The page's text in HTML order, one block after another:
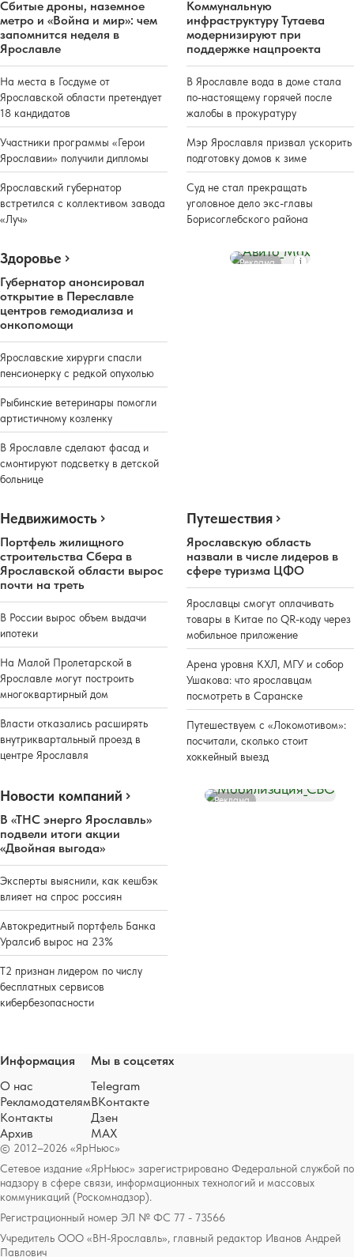
Сбитые дроны, наземное
метро и «Война и мир»: чем
запомнится неделя в
Ярославле
На места в Госдуме от
Ярославской области претендует
18 кандидатов
Участники программы «Герои
Ярославии» получили дипломы
Ярославский губернатор
встретился с коллективом завода
«Луч»
Коммунальную
инфраструктуру Тутаева
модернизируют при
поддержке нацпроекта
В Ярославле вода в доме стала
по-настоящему горячей после
жалобы в прокуратуру
Мэр Ярославля призвал ускорить
подготовку домов к зиме
Суд не стал прекращать
уголовное дело экс-главы
Борисоглебского района
Здоровье
Губернатор анонсировал
открытие в Переславле
центров гемодиализа и
онкопомощи
Ярославские хирурги спасли
пенсионерку с редкой опухолью
Рыбинские ветеринары помогли
артистичному козленку
В Ярославле сделают фасад и
смонтируют подсветку в детской
больнице
Реклама
Недвижимость
Портфель жилищного
строительства Сбера в
Ярославской области вырос
почти на треть
В России вырос объем выдачи
ипотеки
На Малой Пролетарской в
Ярославле могут построить
многоквартирный дом
Власти отказались расширять
внутриквартальный проезд в
центре Ярославля
Путешествия
Ярославскую область
назвали в числе лидеров в
сфере туризма ЦФО
Ярославцы смогут оплачивать
товары в Китае по QR-коду через
мобильное приложение
Арена уровня КХЛ, МГУ и собор
Ушакова: что ярославцам
посмотреть в Саранске
Путешествуем с «Локомотивом»:
посчитали, сколько стоит
хоккейный выезд
Новости компаний
В «ТНС энерго Ярославль»
подвели итоги акции
«Двойная выгода»
Эксперты выяснили, как кешбэк
влияет на спрос россиян
Автокредитный портфель Банка
Уралсиб вырос на 23%
Т2 признан лидером по числу
бесплатных сервисов
кибербезопасности
Реклама
© 2012–2026 «ЯрНьюс»
Сетевое издание «ЯрНьюс» зарегистрировано Федеральной службой по
надзору в сфере связи, информационных технологий и массовых
коммуникаций (Роскомнадзор).
Регистрационный номер ЭЛ № ФС 77 - 73566
Учредитель ООО «ВН-Ярославль», главный редактор Иванов Андрей
Павлович
Информация
О нас
Рекламодателям
Контакты
Архив
Мы в соцсетях
Telegram
ВКонтакте
Дзен
MAX